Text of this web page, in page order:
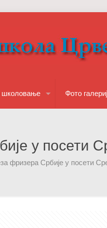
школовање Фото
у посети
фризера Србије у посети